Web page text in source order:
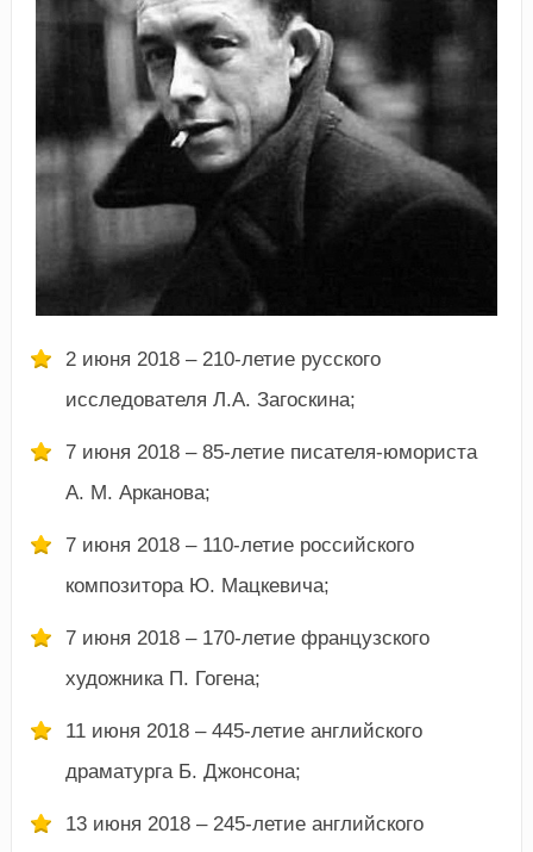
2 июня 2018 – 210-летие русского
исследователя Л.А. Загоскина;
7 июня 2018 – 85-летие писателя-юмориста
А. М. Арканова;
7 июня 2018 – 110-летие российского
композитора Ю. Мацкевича;
7 июня 2018 – 170-летие французского
художника П. Гогена;
11 июня 2018 – 445-летие английского
драматурга Б. Джонсона;
13 июня 2018 – 245-летие английского